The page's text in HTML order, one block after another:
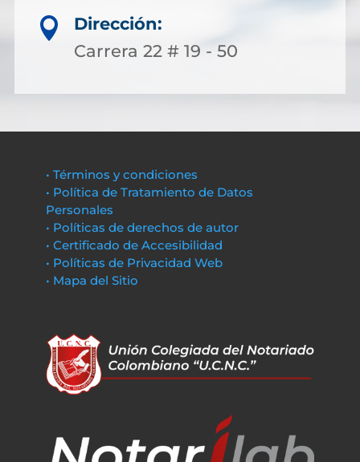

Dirección:
Carrera 22 # 19 - 50
• Términos y condiciones
• Política de Tratamiento de Datos
Personales
• Políticas de derechos de autor
• Certificado de Accesibilidad
• Políticas de Privacidad Web
• Mapa del Sitio